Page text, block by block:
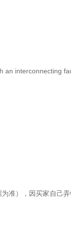
interconnecting
），因买家自己